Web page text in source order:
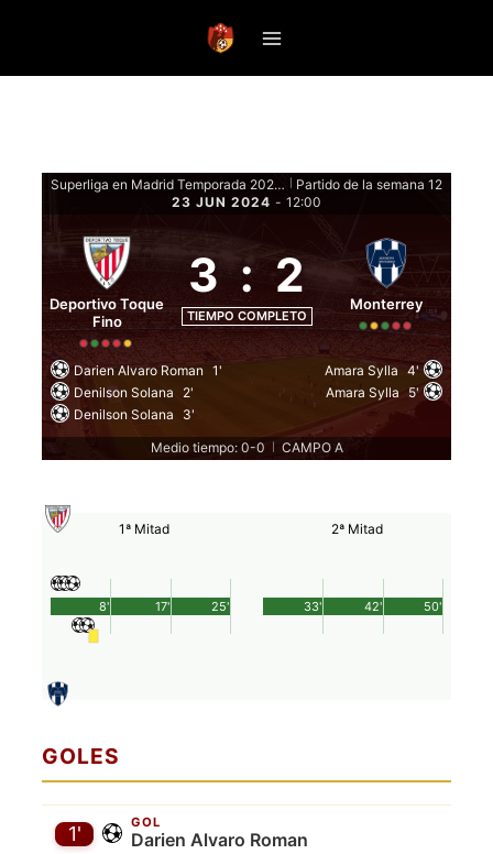
Superliga en Madrid Temporada 2024 - Fase de grupos
Partido de la semana 12
23 JUN 2024 - 12:00
Deportivo Toque
Fino
3 : 2
TIEMPO COMPLETO
Monterrey
Darien Alvaro Roman 1'
Denilson Solana
2'
Denilson Solana
3'
Amara Sylla 4'
Amara Sylla
5'
Medio tiempo: 0-0 CAMPO A
1ª Mitad
25'
8' 17'
2ª Mitad
50'
33' 42'
GOLES
GOL
Darien Alvaro Roman
1'